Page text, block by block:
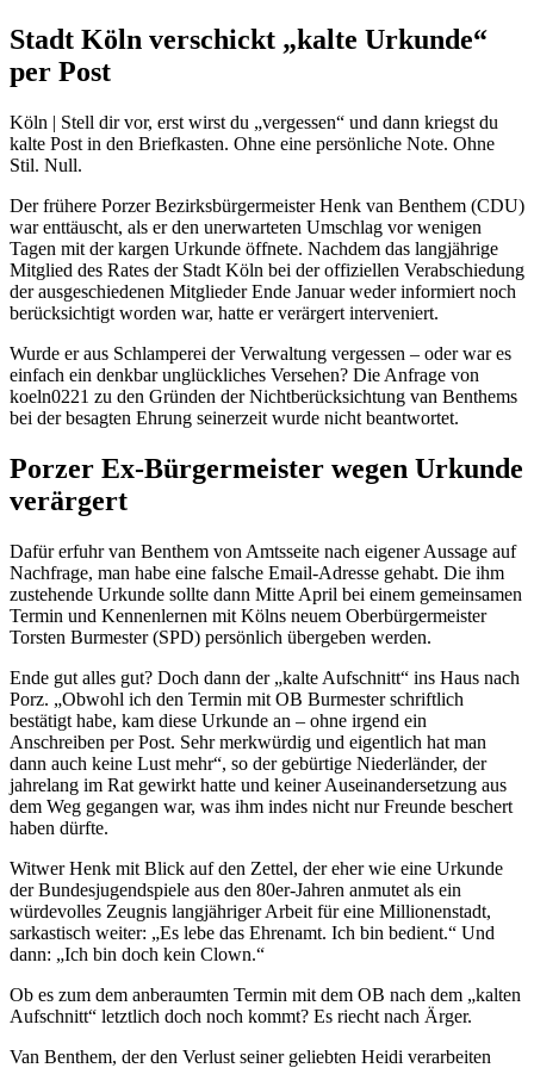
Stadt Köln verschickt „kalte Urkunde“
per Post
Köln | Stell dir vor, erst wirst du „vergessen“ und dann kriegst du
kalte Post in den Briefkasten. Ohne eine persönliche Note. Ohne
Stil. Null.
Der frühere Porzer Bezirksbürgermeister Henk van Benthem (CDU)
war enttäuscht, als er den unerwarteten Umschlag vor wenigen
Tagen mit der kargen Urkunde öffnete. Nachdem das langjährige
Mitglied des Rates der Stadt Köln bei der offiziellen Verabschiedung
der ausgeschiedenen Mitglieder Ende Januar weder informiert noch
berücksichtigt worden war, hatte er verärgert interveniert.
Wurde er aus Schlamperei der Verwaltung vergessen – oder war es
einfach ein denkbar unglückliches Versehen? Die Anfrage von
koeln0221 zu den Gründen der Nichtberücksichtung van Benthems
bei der besagten Ehrung seinerzeit wurde nicht beantwortet.
Porzer Ex-Bürgermeister wegen Urkunde
verärgert
Dafür erfuhr van Benthem von Amtsseite nach eigener Aussage auf
Nachfrage, man habe eine falsche Email-Adresse gehabt. Die ihm
zustehende Urkunde sollte dann Mitte April bei einem gemeinsamen
Termin und Kennenlernen mit Kölns neuem Oberbürgermeister
Torsten Burmester (SPD) persönlich übergeben werden.
Ende gut alles gut? Doch dann der „kalte Aufschnitt“ ins Haus nach
Porz. „Obwohl ich den Termin mit OB Burmester schriftlich
bestätigt habe, kam diese Urkunde an – ohne irgend ein
Anschreiben per Post. Sehr merkwürdig und eigentlich hat man
dann auch keine Lust mehr“, so der gebürtige Niederländer, der
jahrelang im Rat gewirkt hatte und keiner Auseinandersetzung aus
dem Weg gegangen war, was ihm indes nicht nur Freunde beschert
haben dürfte.
Witwer Henk mit Blick auf den Zettel, der eher wie eine Urkunde
der Bundesjugendspiele aus den 80er-Jahren anmutet als ein
würdevolles Zeugnis langjähriger Arbeit für eine Millionenstadt,
sarkastisch weiter: „Es lebe das Ehrenamt. Ich bin bedient.“ Und
dann: „Ich bin doch kein Clown.“
Ob es zum dem anberaumten Termin mit dem OB nach dem „kalten
Aufschnitt“ letztlich doch noch kommt? Es riecht nach Ärger.
Van Benthem, der den Verlust seiner geliebten Heidi verarbeiten